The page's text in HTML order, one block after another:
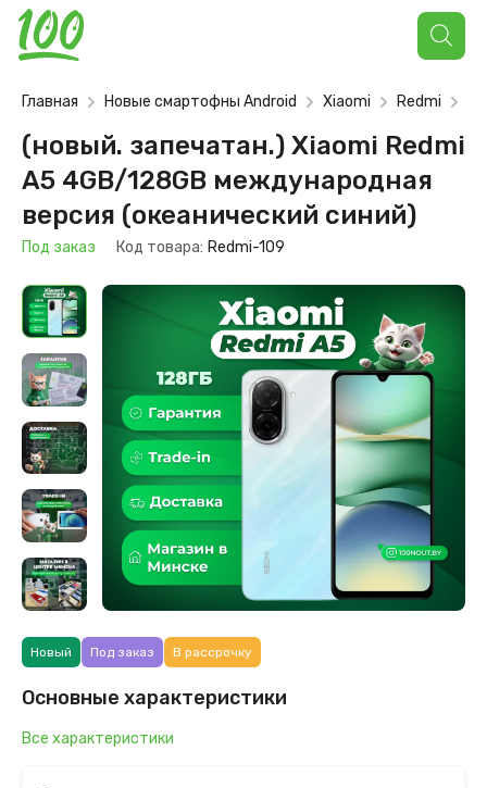
Поиск
товаров
Главная Новые смартофны Android Xiaomi Redmi
(новый. запечатан.) Xiaomi Redmi
A5 4GB/128GB международная
версия (океанический синий)
Под заказ Код товара: Redmi-109
Новый Под заказ В рассрочку
Основные характеристики
Все характеристики